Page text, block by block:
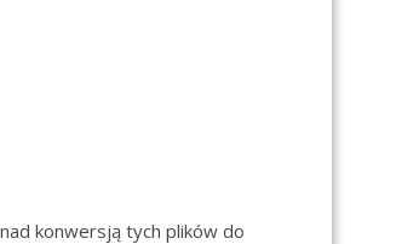
konwersją tych plików do